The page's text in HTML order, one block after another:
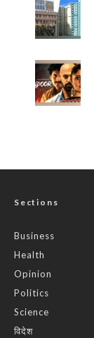
Sections
Business
Health
Opinion
Politics
Science
विदेश